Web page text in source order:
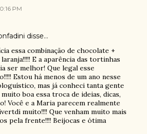
PM
disse…
essa combinação de chocolate +
E a aparência das tortinhas
ser melhor! Que legal esse
Estou há menos de um ano nesse
mas já conheci tanta gente
muito boa essa troca de ideias, dicas,
Você e a Maria parecem realmente
muito!!!! Que venham muito mais
pela frente!!!! Beijocas e ótima